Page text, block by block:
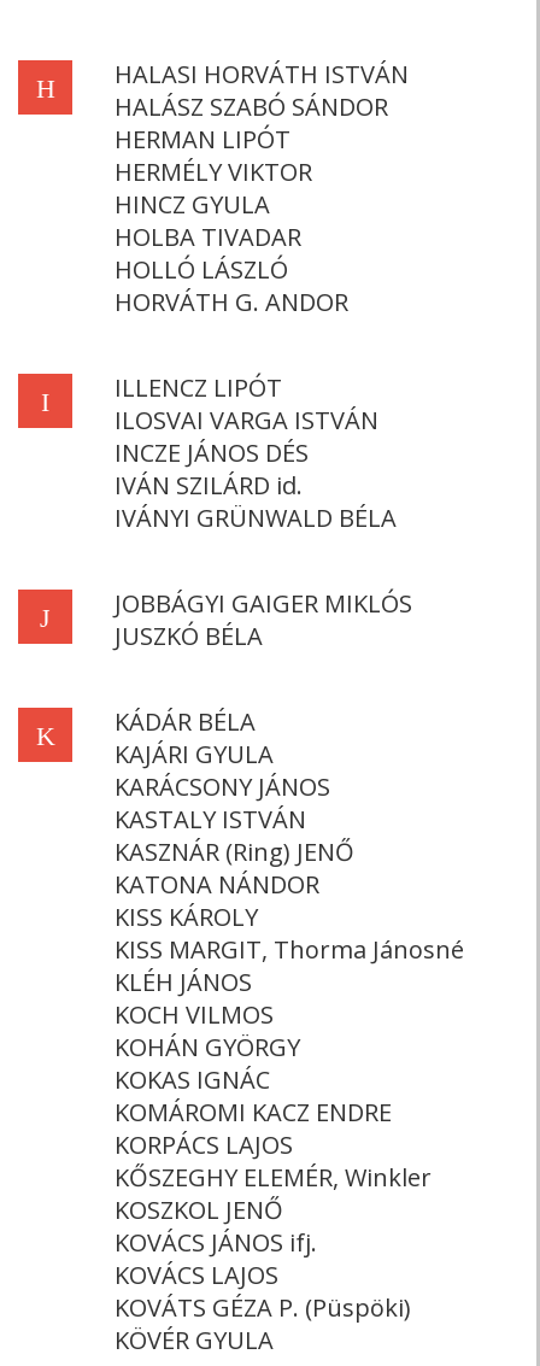
H
HALASI HORVÁTH ISTVÁN
HALÁSZ SZABÓ SÁNDOR
HERMAN LIPÓT
HERMÉLY VIKTOR
HINCZ GYULA
HOLBA TIVADAR
HOLLÓ LÁSZLÓ
HORVÁTH G. ANDOR
I
ILLENCZ LIPÓT
ILOSVAI VARGA ISTVÁN
INCZE JÁNOS DÉS
IVÁN SZILÁRD id.
IVÁNYI GRÜNWALD BÉLA
J
JOBBÁGYI GAIGER MIKLÓS
JUSZKÓ BÉLA
K
KÁDÁR BÉLA
KAJÁRI GYULA
KARÁCSONY JÁNOS
KASTALY ISTVÁN
KASZNÁR (Ring) JENŐ
KATONA NÁNDOR
KISS KÁROLY
KISS MARGIT, Thorma Jánosné
KLÉH JÁNOS
KOCH VILMOS
KOHÁN GYÖRGY
KOKAS IGNÁC
KOMÁROMI KACZ ENDRE
KORPÁCS LAJOS
KŐSZEGHY ELEMÉR, Winkler
KOSZKOL JENŐ
KOVÁCS JÁNOS ifj.
KOVÁCS LAJOS
KOVÁTS GÉZA P. (Püspöki)
KÖVÉR GYULA